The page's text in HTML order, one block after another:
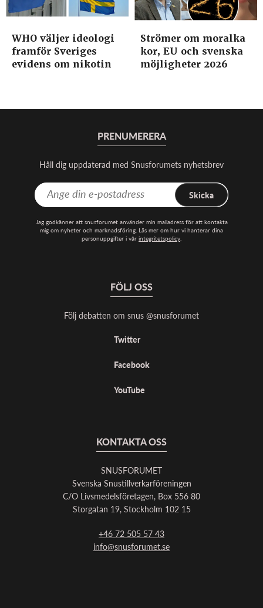
WHO väljer ideologi
framför Sveriges
evidens om nikotin
Strömer om moralka
kor, EU och svenska
möjligheter 2026
PRENUMERERA
Håll dig uppdaterad med Snusforumets nyhetsbrev
Skicka
Jag godkänner att snusforumet använder min mailadress för att kontakta
mig om nyheter och marknadsföring. Läs mer om hur vi hanterar dina
personuppgifter i vår integritetspolicy.
FÖLJ OSS
Följ debatten om snus @snusforumet
Twitter
Facebook
YouTube
KONTAKTA OSS
SNUSFORUMET
Svenska Snustillverkarföreningen
C/O Livsmedelsföretagen, Box 556 80
Storgatan 19, Stockholm 102 15
+46 72 505 57 43
info@snusforumet.se